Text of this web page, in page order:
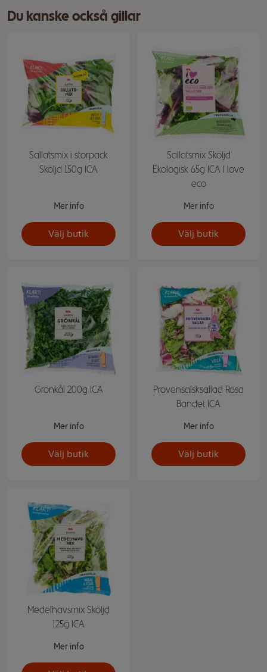
Du kanske också gillar
Sallatsmix i storpack
Sköljd 150g ICA
Mer info
Välj butik
Sallatsmix Sköljd
Ekologisk 65g ICA I love
eco
Mer info
Välj butik
Grönkål 200g ICA
Mer info
Välj butik
Provensalsksallad Rosa
Bandet ICA
Mer info
Välj butik
Medelhavsmix Sköljd
125g ICA
Mer info